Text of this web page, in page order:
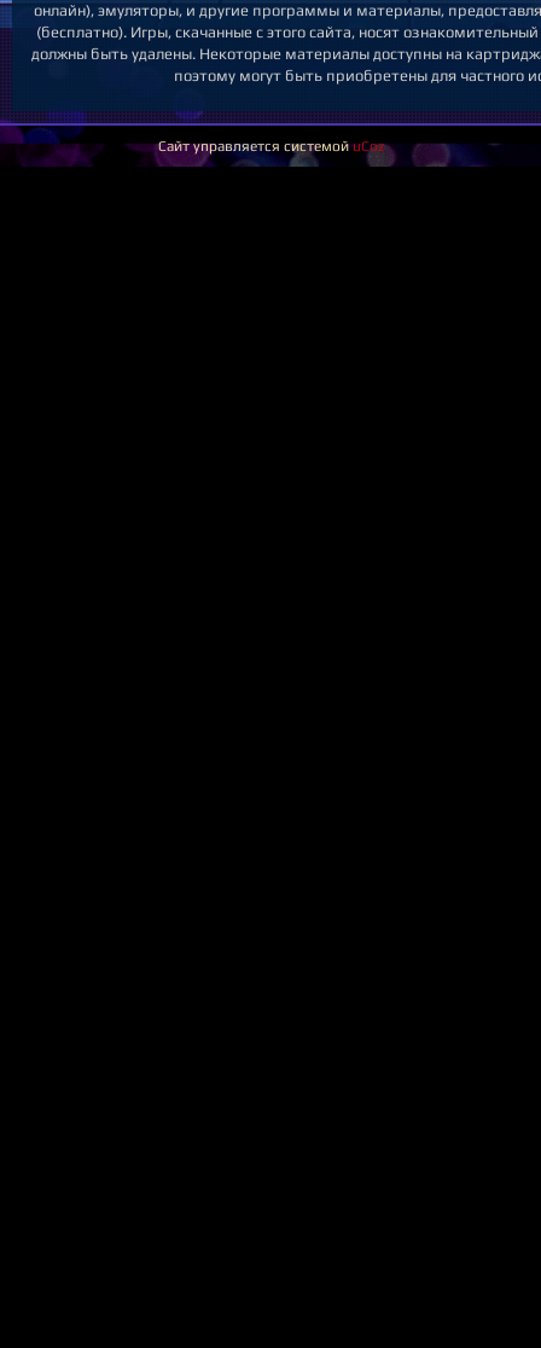
онлайн), эмуляторы, и другие программы и материалы,
(бесплатно). Игры, скачанные с этого сайта, носят
должны быть удалены. Некоторые материалы доступны на
поэтому могут быть приобретены для частного
Сайт управляется системойuCoz